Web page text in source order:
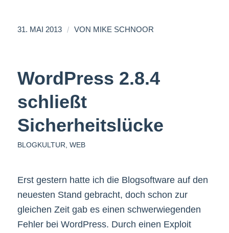
31. MAI 2013 / VON MIKE SCHNOOR
WordPress 2.8.4
schließt
Sicherheitslücke
BLOGKULTUR WEB
Erst gestern hatte ich die Blogsoftware auf den
neuesten Stand gebracht, doch schon zur
gleichen Zeit gab es einen schwerwiegenden
Fehler bei WordPress. Durch einen Exploit